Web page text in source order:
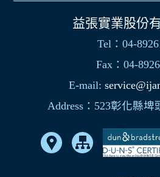
益張實業股份
Tel：04-
Fax：04-
E-mail:
Address：523彰化縣埤